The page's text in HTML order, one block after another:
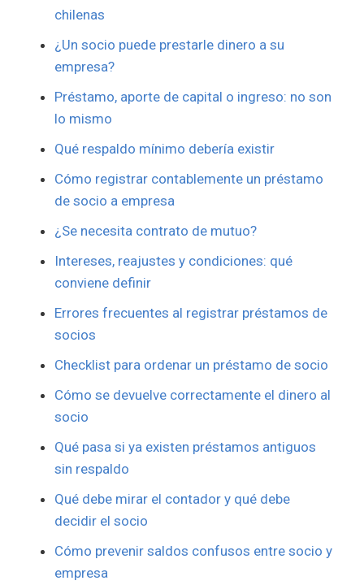
chilenas
¿Un socio puede prestarle dinero a su
empresa?
Préstamo, aporte de capital o ingreso: no son
lo mismo
Qué respaldo mínimo debería existir
Cómo registrar contablemente un préstamo
de socio a empresa
¿Se necesita contrato de mutuo?
Intereses, reajustes y condiciones: qué
conviene definir
Errores frecuentes al registrar préstamos de
socios
Checklist para ordenar un préstamo de socio
Cómo se devuelve correctamente el dinero al
socio
Qué pasa si ya existen préstamos antiguos
sin respaldo
Qué debe mirar el contador y qué debe
decidir el socio
Cómo prevenir saldos confusos entre socio y
empresa